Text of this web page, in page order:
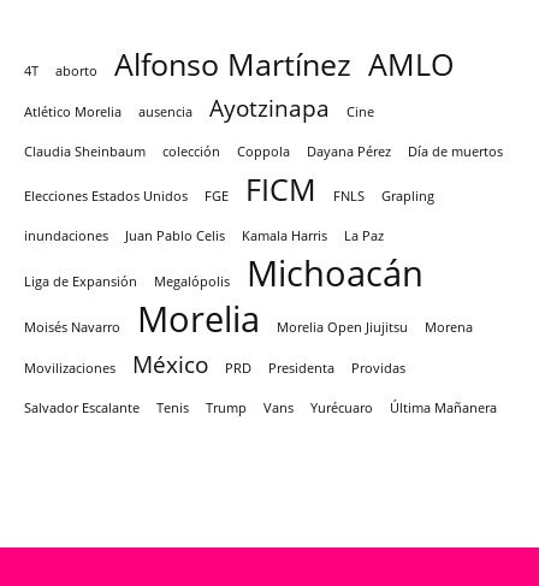
4T aborto Alfonso Martínez AMLO
Atlético Morelia ausencia Ayotzinapa Cine
Claudia Sheinbaum colección Coppola Dayana Pérez Día de muertos
Elecciones Estados Unidos FGE FICM FNLS Grapling
inundaciones Juan Pablo Celis Kamala Harris La Paz
Liga de Expansión Megalópolis Michoacán
Moisés Navarro Morelia Morelia Open Jiujitsu Morena
Movilizaciones México PRD Presidenta Providas
Salvador Escalante Tenis Trump Vans Yurécuaro Última Mañanera